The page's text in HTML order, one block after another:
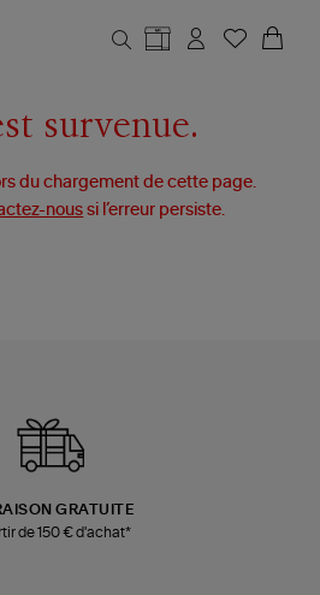
survenue.
du chargement de cette page.
nous si l’erreur persiste.
GRATUITE
de 150 € d'achat*